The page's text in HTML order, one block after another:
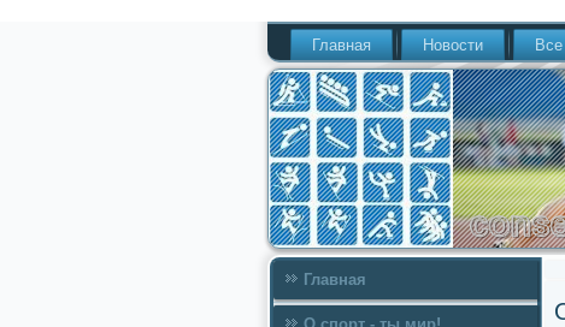
Главная Новости Все
Главная